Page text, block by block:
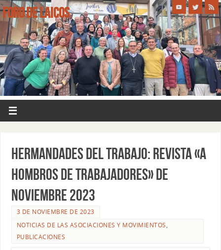
FORO DE LAICOS
HERMANDADES DEL TRABAJO: REVISTA «A
HOMBROS DE TRABAJADORES» DE
NOVIEMBRE 2023
3 DE NOVIEMBRE DE 2023
NOTICIAS DE LAS ASOCIACIONES Y MOVIMIENTOS,
PUBLICACIONES